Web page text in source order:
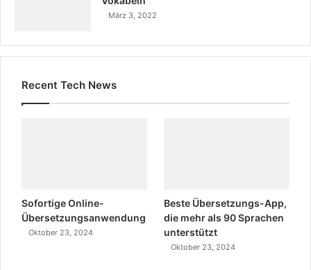
März 3, 2022
Recent Tech News
Sofortige Online-
Übersetzungsanwendung
Oktober 23, 2024
Beste Übersetzungs-App,
die mehr als 90 Sprachen
unterstützt
Oktober 23, 2024